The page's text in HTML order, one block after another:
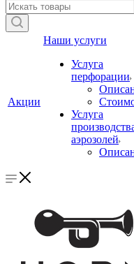
Акции
Наши услуги
Услуга
перфорации
Услуга
аэрозолей